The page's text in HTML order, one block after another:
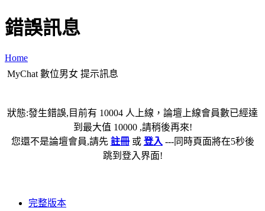
錯誤訊息
Home
MyChat 數位男女 提示訊息
狀態:發生錯誤,目前有 10004 人上線，論壇上線會員數已經達
到最大值 10000 ,請稍後再來!
您還不是論壇會員,請先 註冊或 登入 ---同時頁面將在5秒後
跳到登入界面!
完整版本